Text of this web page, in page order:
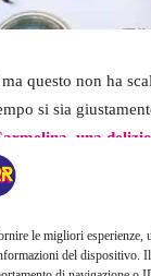
le migliori esperienze,
del dispositivo. Il
questo non ha
si sia
una
però forse